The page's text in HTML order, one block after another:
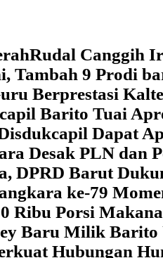
Rudal Canggih
Tambah 9 Prodi
Berprestasi
Barito Tuai
Dapat
Desak PLN dan
DPRD Barut
ke-79
Ribu Porsi
Baru Milik
Hubungan